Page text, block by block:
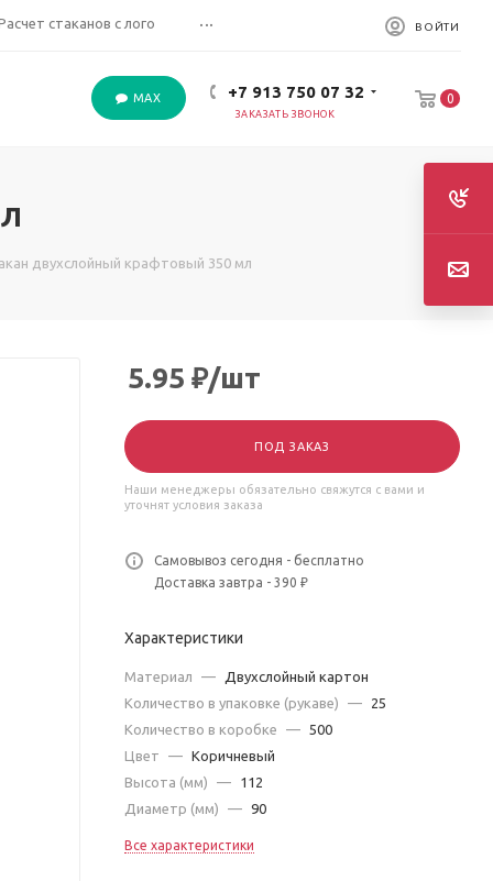
стаканов с лого ... ВОЙТИ
MAX +7 913 750 07 32
ЗАКАЗАТЬ ЗВОНОК
0
двухслойный крафтовый 350 мл
5.95 ₽/шт
ПОД ЗАКАЗ
Наши менеджеры обязательно свяжутся с вами и
уточнят условия заказа
Самовывоз сегодня - бесплатно
Доставка завтра - 390 ₽
Характеристики
Материал —
Двухслойный картон
Количество в упаковке (рукаве)
—
25
Количество в коробке
— 500
Цвет
— Коричневый
Высота (мм)
—
112
Диаметр (мм)
— 90
Все характеристики